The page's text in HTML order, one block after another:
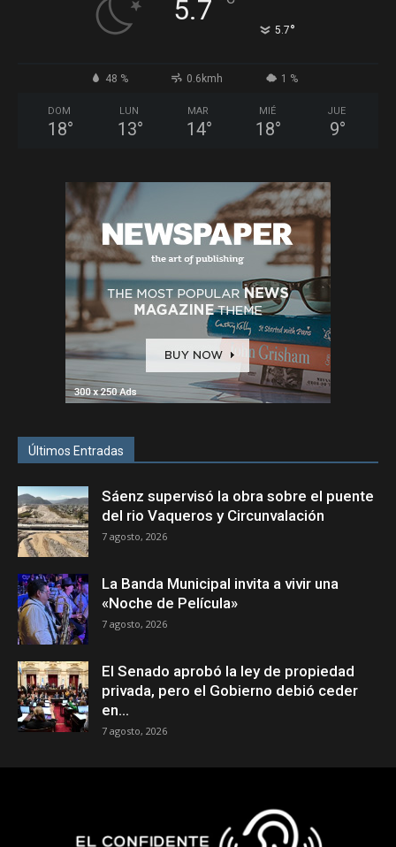
5.7
5.7°
48 % 0.6kmh 1 %
DOM
18°
LUN
13°
MAR
14°
MIÉ
18°
JUE
9°
Últimos Entradas
Sáenz supervisó la obra sobre el puente
del rio Vaqueros y Circunvalación
7 agosto, 2026
La Banda Municipal invita a vivir una
«Noche de Película»
7 agosto, 2026
El Senado aprobó la ley de propiedad
privada, pero el Gobierno debió ceder
en...
7 agosto, 2026